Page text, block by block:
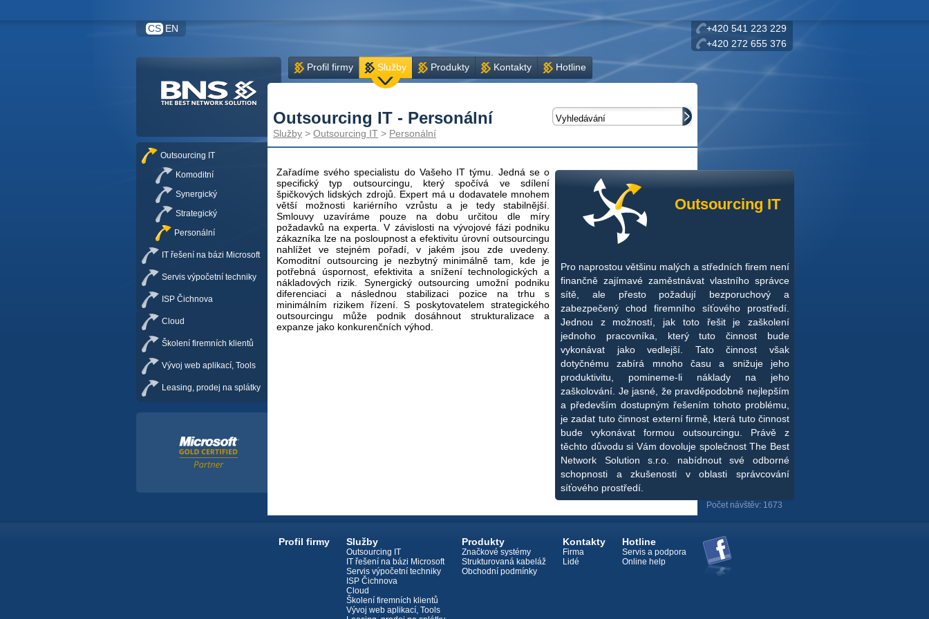
CS EN
+420 541 223 229
+420 272 655 376
Profil firmy Služby Produkty Kontakty Hotline
Outsourcing IT - Personální
Služby > Outsourcing IT > Personální
Outsourcing IT
Pro naprostou většinu malých a středních firem není
finančně zajímavé zaměstnávat vlastního správce
sítě, ale přesto požadují bezporuchový a
zabezpečený chod firemního síťového prostředí.
Jednou z možností, jak toto řešit je zaškolení
jednoho pracovníka, který tuto činnost bude
vykonávat jako vedlejší. Tato činnost však
dotyčnému zabírá mnoho času a snižuje jeho
produktivitu, pomineme-li náklady na jeho
zaškolování. Je jasné, že pravděpodobně nejlepším
a především dostupným řešením tohoto problému,
je zadat tuto činnost externí firmě, která tuto činnost
bude vykonávat formou outsourcingu. Právě z
těchto důvodu si Vám dovoluje společnost The Best
Network Solution s.r.o. nabídnout své odborné
schopnosti a zkušenosti v oblasti správcování
síťového prostředí.
Zařadíme svého specialistu do Vašeho IT týmu. Jedná se o
specifický typ outsourcingu, který spočívá ve sdílení
špičkových lidských zdrojů. Expert má u dodavatele mnohem
větší možnosti kariérního vzrůstu a je tedy stabilnější.
Smlouvy uzavíráme pouze na dobu určitou dle míry
požadavků na experta. V závislosti na vývojové fázi podniku
zákazníka lze na posloupnost a efektivitu úrovní outsourcingu
nahlížet ve stejném pořadí, v jakém jsou zde uvedeny.
Komoditní outsourcing je nezbytný minimálně tam, kde je
potřebná úspornost, efektivita a snížení technologických a
nákladových rizik. Synergický outsourcing umožní podniku
diferenciaci a následnou stabilizaci pozice na trhu s
minimálním rizikem řízení. S poskytovatelem strategického
outsourcingu může podnik dosáhnout strukturalizace a
expanze jako konkurenčních výhod.
Počet návštěv: 1673
Outsourcing IT
Komoditní
Synergický
Strategický
Personální
IT řešení na bázi Microsoft
Servis výpočetní techniky
ISP Čichnova
Cloud
Školení firemních klientů
Vývoj web aplikací, Tools
Leasing, prodej na splátky
Profil firmy Služby
Outsourcing IT
IT řešení na bázi Microsoft
Servis výpočetní techniky
ISP Čichnova
Cloud
Školení firemních klientů
Vývoj web aplikací, Tools
Produkty
Značkové systémy
Strukturovaná kabeláž
Obchodní podmínky
Kontakty
Firma
Lidé
Hotline
Servis a podpora
Online help